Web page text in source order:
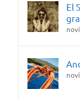
El